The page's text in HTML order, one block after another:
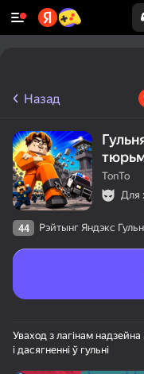
Назад
TonTo
Для
44 Рэйтынг Яндэкс
Уваход з лагінам
і дасягненні ў гульні